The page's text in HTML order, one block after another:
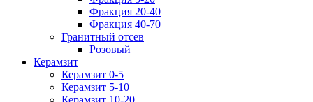
Фракция 20-40
Фракция 40-70
Гранитный отсев
Розовый
Керамзит
Керамзит 0-5
Керамзит 5-10